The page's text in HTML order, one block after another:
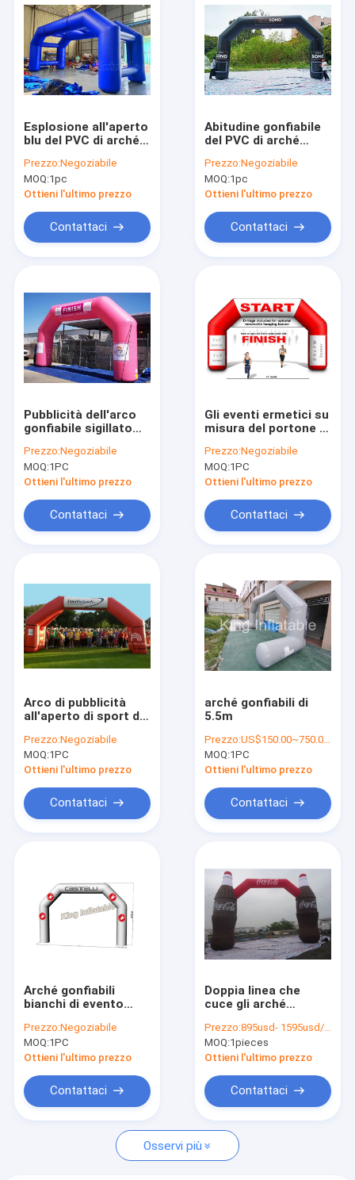
Prodotti
Su di noi
Visita alla fabbrica
Notizie
Chiedi un preventivo
Parco gonfiabile dell'acqua
parco divertimenti gonfiabile
Corse ad ostacoli gonfiabili
giocattolo gonfiabile dell'acqua
Castello gonfiabile dei buttafuori
Piscine gonfiabili
Gonfiabile asciughi lo scorrevole
prodotti gonfiabili di pubblicità
schermo di film gonfiabile all'aperto
Prodotti gonfiabili di Natale
Prodotti gonfiabili di Halloween
Esplosione all'aperto
blu del PVC di arché
annuncia Arhway
Prezzo:Negoziabile
MOQ:1pc
Ottieni l'ultimo prezzo
Contattaci
Abitudine gonfiabile
del PVC di arché
annunciando l'arco
gonfiabile
dell'entrata della
Prezzo:Negoziabile
MOQ:1pc
Ottieni l'ultimo prezzo
Contattaci
Pubblicità dell'arco
gonfiabile sigillato
dell'aria dell'arrivo di
inizio di
funzionamento della
Prezzo:Negoziabile
MOQ:1PC
Ottieni l'ultimo prezzo
Contattaci
Gli eventi ermetici su
misura del portone di
ventilano l'arco
gonfiabile di
rivestimento di inizio
Prezzo:Negoziabile
MOQ:1PC
Ottieni l'ultimo prezzo
Contattaci
Arco di pubblicità
all'aperto di sport di
maratona dell'arco
gonfiabile dell'arrivo
Prezzo:Negoziabile
MOQ:1PC
Ottieni l'ultimo prezzo
Contattaci
arché gonfiabili di
5.5m
Prezzo:US$150.00~750.00 / PC
MOQ:1PC
Ottieni l'ultimo prezzo
Contattaci
Arché gonfiabili
bianchi di evento
Oxford per la
promozione o la
pubblicità
Prezzo:Negoziabile
MOQ:1PC
Ottieni l'ultimo prezzo
Contattaci
Doppia linea che
cuce gli arché
Prezzo:895usd- 1595usd/pc, depends on the quantity
MOQ:1pieces
Ottieni l'ultimo prezzo
Contattaci
Osservi più